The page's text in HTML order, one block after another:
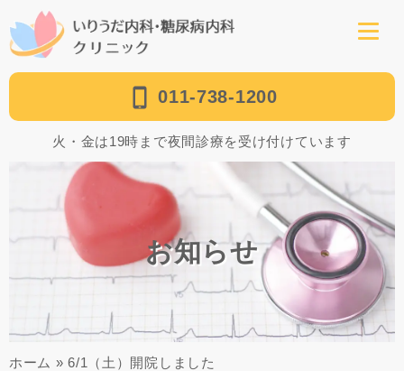
011-738-1200
火・金は19時まで夜間診療を受け付けています
お知らせ
ホーム »6/1（土）開院しました